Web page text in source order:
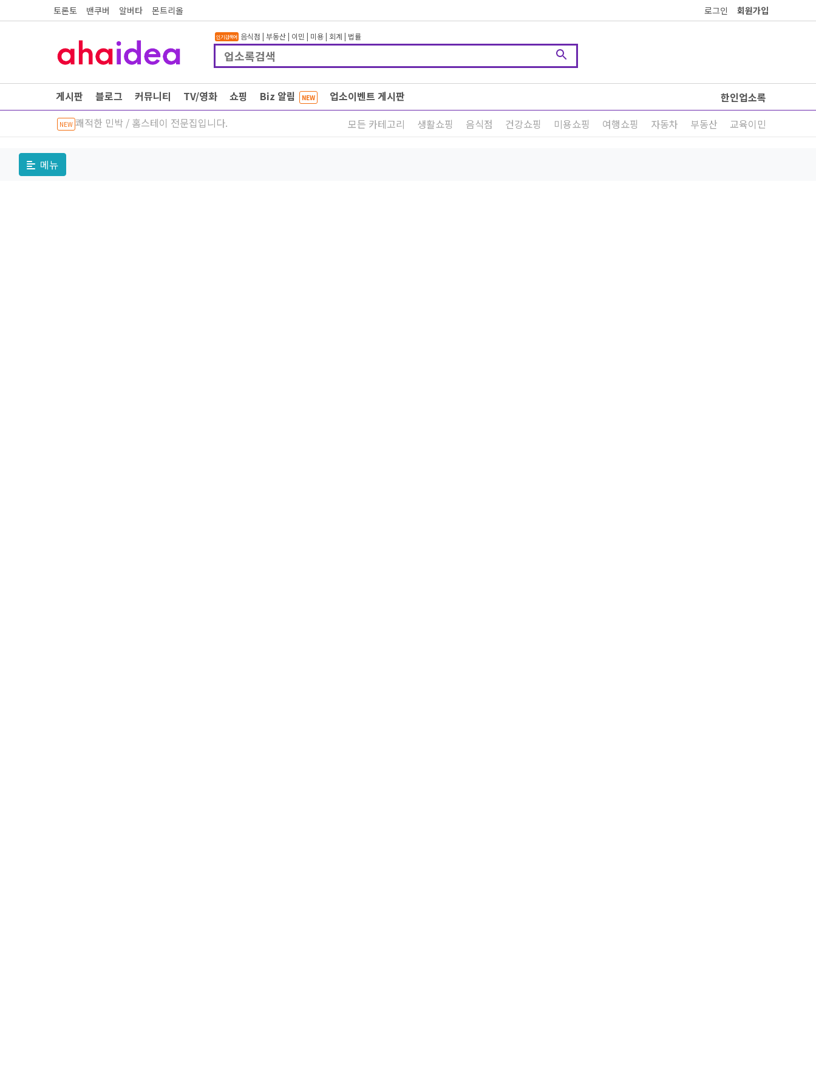
토론토 밴쿠버 알버타 몬트리올 로그인 회원가입
인기검색어 음식점 | 부동산| 이민 | 미용| 회계 | 법률
게시판 블로그 커뮤니티 TV/영화 쇼핑 Biz 알림 NEW 업소이벤트 게시판 한인업소록
NEW 쾌적한 민박 / 홈스테이 전문집입니다. 모든 카테고리 생활쇼핑 음식점 건강쇼핑 미용쇼핑 여행쇼핑 자동차 부동산 교육이민
메뉴